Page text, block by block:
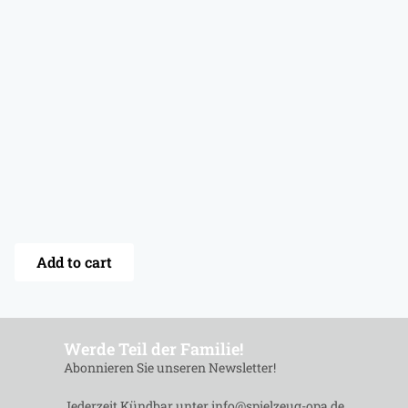
Add to cart
Werde Teil der Familie!
Abonnieren Sie unseren Newsletter!